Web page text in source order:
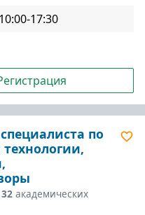
10:00-17:30
по
32 академических